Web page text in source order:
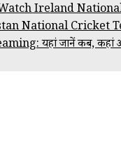
Ireland
National Cricket
यहां जानें कब, कहां